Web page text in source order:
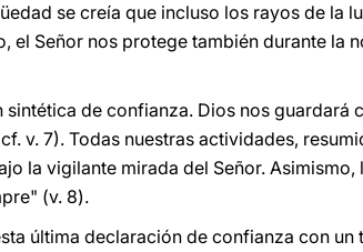
se creía que incluso los rayos de la
el Señor nos protege también durante la
de confianza. Dios nos guardará
v. 7). Todas nuestras actividades,
la vigilante mirada del Señor.
(v. 8).
última declaración de confianza con